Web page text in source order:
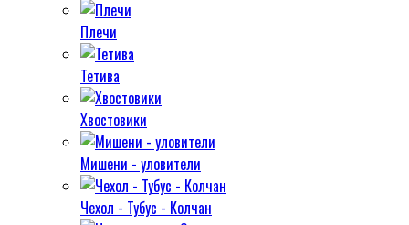
Плечи
Тетива
Хвостовики
Мишени - уловители
Чехол - Тубус - Колчан